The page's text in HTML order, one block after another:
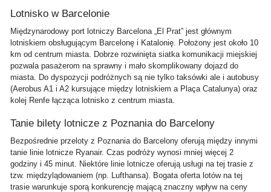
Lotnisko w Barcelonie
Międzynarodowy port lotniczy Barcelona „El Prat” jest głównym
lotniskiem obsługującym Barcelonę i Katalonię. Położony jest około 10
km od centrum miasta. Dobrze rozwinięta siatka komunikacji miejskiej
pozwala pasażerom na sprawny i mało skomplikowany dojazd do
miasta. Do dyspozycji podróżnych są nie tylko taksówki ale i autobusy
(Aerobus A1 i A2 kursujące między lotniskiem a Plaça Catalunya) oraz
kolej Renfe łącząca lotnisko z centrum miasta.
Tanie bilety lotnicze z Poznania do Barcelony
Bezpośrednie przeloty z Poznania do Barcelony oferują między innymi
tanie linie lotnicze Ryanair. Czas podróży wynosi mniej więcej 2
godziny i 45 minut. Niektóre linie lotnicze oferują usługi na tej trasie z
tzw. międzylądowaniem (np. Lufthansa). Bogata oferta lotów na tej
trasie warunkuje sporą konkurencję mającą znaczny wpływ na ceny